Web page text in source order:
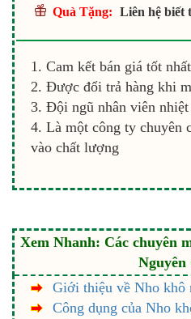
Quà Tặng: Liên hệ biết
Cam kết bán giá tốt
Được đổi trả hàng khi
Đội ngũ nhân viên
Là một công ty chuyên
vào chất lượng
Xem Nhanh: Các chuyên
Nguyên
Giới thiệu về Nho khô
Công dụng của Nho